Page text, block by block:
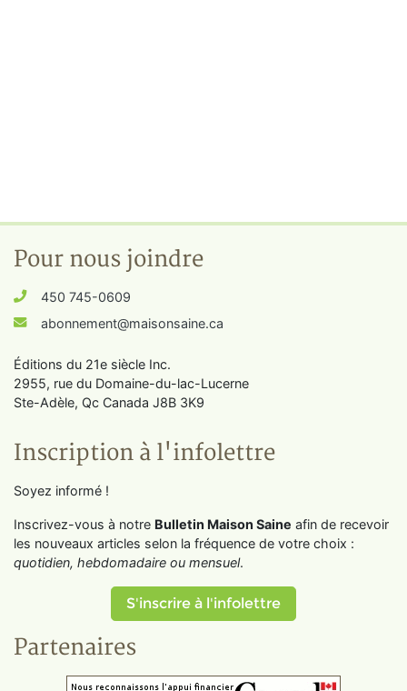
Pour nous joindre
450 745-0609
abonnement@maisonsaine.ca
Éditions du 21e siècle Inc.
2955, rue du Domaine-du-lac-Lucerne
Ste-Adèle, Qc Canada J8B 3K9
Inscription à l'infolettre
Soyez informé !
Inscrivez-vous à notre Bulletin Maison Saine afin de recevoir
les nouveaux articles selon la fréquence de votre choix :
quotidien, hebdomadaire ou mensuel.
S'inscrire à l'infolettre
Partenaires